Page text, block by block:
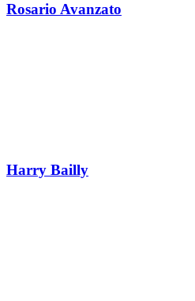
Rosario Avanzato
Harry Bailly